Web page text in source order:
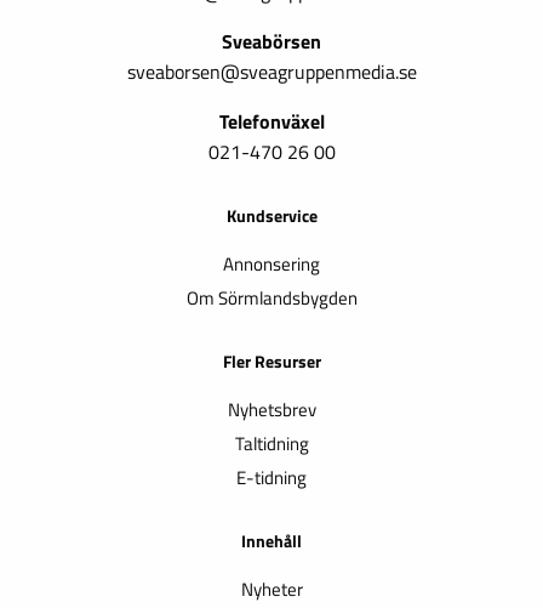
Sveabörsen
sveaborsen@sveagruppenmedia.se
Telefonväxel
021-470 26 00
Kundservice
Annonsering
Om Sörmlandsbygden
Fler Resurser
Nyhetsbrev
Taltidning
E-tidning
Innehåll
Nyheter